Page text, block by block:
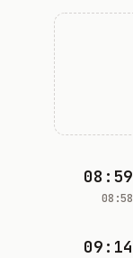
08:59
08:58
09:14